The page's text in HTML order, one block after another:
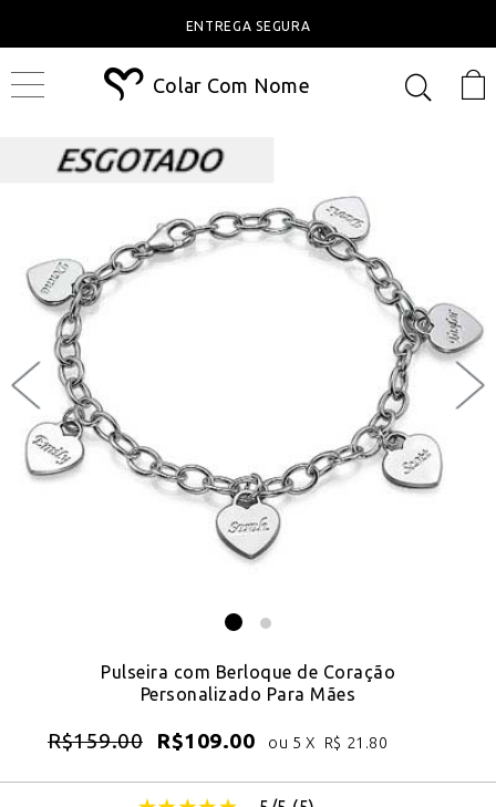
ENTREGA SEGURA
Colar Com Nome
Pulseira com Berloque de Coração
Personalizado Para Mães
R$159.00 R$109.00 ou 5 X R$ 21.80